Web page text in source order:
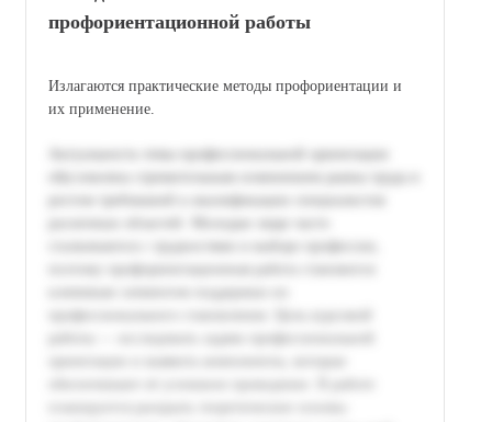
профориентационной работы
Излагаются практические методы профориентации и
их применение.